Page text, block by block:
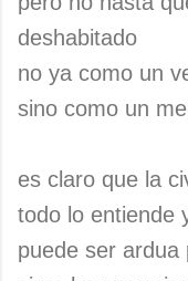
deshabitado
no ya como un
sino como un
es claro que la
todo lo entiende
puede ser